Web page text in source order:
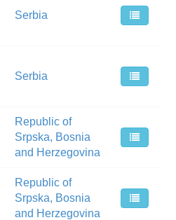
Serbia
Serbia
Republic of
Srpska, Bosnia
and Herzegovina
Republic of
Srpska, Bosnia
and Herzegovina